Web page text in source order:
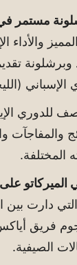
مستمر في
والأداء
وبرشلونة
للدوري
والمفاجآت
المختلفة.
الميركاتو
دارت بين
فريق
الصيفية.